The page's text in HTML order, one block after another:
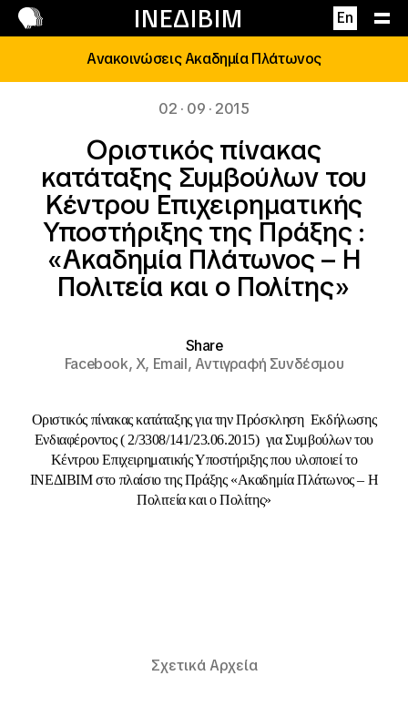
ΙΝΕΔΙΒΙΜ En
Επικοινωνία
Ανακοινώσεις Ακαδημία Πλάτωνος
02 · 09 · 2015
Οριστικός πίνακας
κατάταξης Συμβούλων του
Κέντρου Επιχειρηματικής
Υποστήριξης της Πράξης :
«Ακαδημία Πλάτωνος – Η
Πολιτεία και ο Πολίτης»
Share
Facebook,X, Email,Αντιγραφή Συνδέσμου
Οριστικός πίνακας κατάταξης για την Πρόσκληση Εκδήλωσης
Ενδιαφέροντος ( 2/3308/141/23.06.2015) για Συμβούλων του
Κέντρου Επιχειρηματικής Υποστήριξης που υλοποιεί το
ΙΝΕΔΙΒΙΜ στο πλαίσιο της Πράξης «Ακαδημία Πλάτωνος – Η
Πολιτεία και ο Πολίτης»
Σχετικά Αρχεία